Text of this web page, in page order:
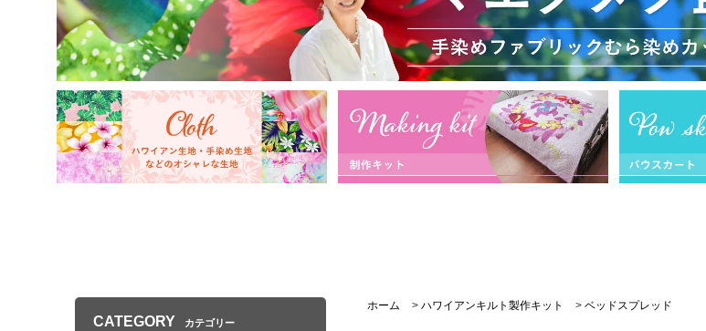
ホーム > ハワイアンキルト製作キット > ベッドスプレッド
CATEGORY カテゴリー